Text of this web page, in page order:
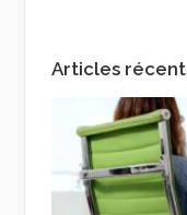
Articles